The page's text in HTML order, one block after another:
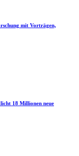
mit Vorträgen,
18 Millionen neue